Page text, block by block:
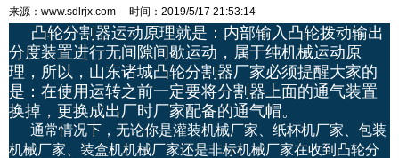
来源：www.sdlrjx.com 时间：2019/5/17 21:53:14
凸轮分割器运动原理就是：内部输入凸轮拨动输出
分度装置进行无间隙间歇运动，属于纯机械运动原
理，所以，山东诸城凸轮分割器厂家必须提醒大家的
是：在使用运转之前一定要将分割器上面的通气装置
换掉，更换成出厂时厂家配备的通气帽。
通常情况下，无论你是灌装机械厂家、纸杯机厂家、包装
机械厂家、装盒机机械厂家还是非标机械厂家在收到凸轮分